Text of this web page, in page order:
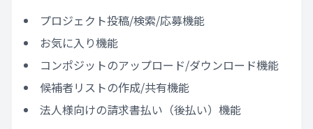
プロジェクト投稿/検索/応募機能
お気に入り機能
コンポジットのアップロード/ダウンロード機能
候補者リストの作成/共有機能
法人様向けの請求書払い（後払い）機能